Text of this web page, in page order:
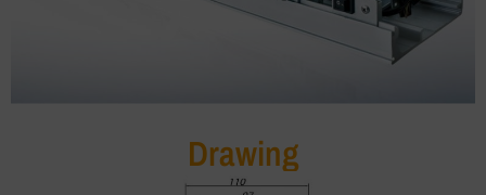
Drawing